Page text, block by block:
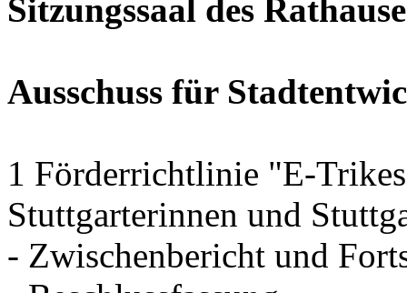
Sitzungssaal des
Ausschuss für
1 Förderrichtlinie "E-
Stuttgarterinnen und
- Zwischenbericht und